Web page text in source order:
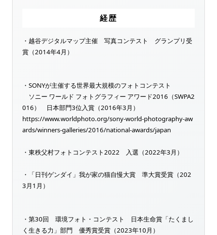
経歴
・越谷デジタルマップ主催 写真コンテスト グランプリ受
賞（2014年4月）
・SONYが主催する世界最大規模のフォトコンテスト
ソニー ワールド フォトグラフィー アワード2016（SWPA2
016） 日本部門3位入賞（2016年3月）
https://www.worldphoto.org/sony-world-photography-aw
ards/winners-galleries/2016/national-awards/japan
・東秩父村フォトコンテスト2022 入選（2022年3月）
・「日刊ゲンダイ」我が家の猫自慢大賞 準大賞受賞（202
3月1月）
・第30回 環境フォト・コンテスト 日本生命賞「たくまし
く生きる力」部門 優秀賞受賞（2023年10月）